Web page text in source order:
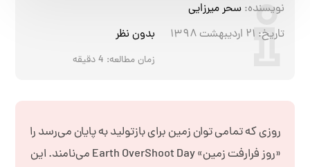
نویسنده: سحر میرزایی
تاریخ: ۲۱ اردیبهشت ۱۳۹۸ بدون نظر
زمان مطالعه: 4دقیقه
روزی که تمامی توان زمین برای بازتولید به پایان می‌رسد را
«روز فرا‌رفت زمین» Earth OverShoot Day می‌نامند. این